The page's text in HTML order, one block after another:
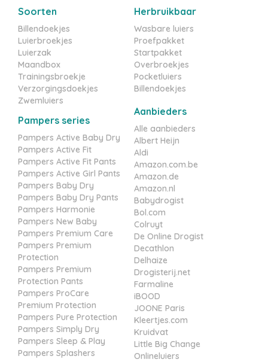
Soorten
Billendoekjes
Luierbroekjes
Luierzak
Maandbox
Trainingsbroekje
Verzorgingsdoekjes
Zwemluiers
Pampers series
Pampers Active Baby Dry
Pampers Active Fit
Pampers Active Fit Pants
Pampers Active Girl Pants
Pampers Baby Dry
Pampers Baby Dry Pants
Pampers Harmonie
Pampers New Baby
Pampers Premium Care
Pampers Premium
Protection
Pampers Premium
Protection Pants
Pampers ProCare
Premium Protection
Pampers Pure Protection
Pampers Simply Dry
Pampers Sleep & Play
Pampers Splashers
Herbruikbaar
Wasbare luiers
Proefpakket
Startpakket
Overbroekjes
Pocketluiers
Billendoekjes
Aanbieders
Alle aanbieders
Albert Heijn
Aldi
Amazon.com.be
Amazon.de
Amazon.nl
Babydrogist
Bol.com
Colruyt
De Online Drogist
Decathlon
Delhaize
Drogisterij.net
Farmaline
iBOOD
JOONE Paris
Kleertjes.com
Kruidvat
Little Big Change
Onlineluiers